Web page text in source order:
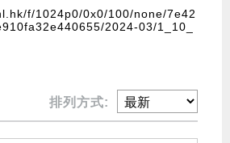
f/1024p0/0x0/100/none/7e42
2024-03/1_10_
排列方式: